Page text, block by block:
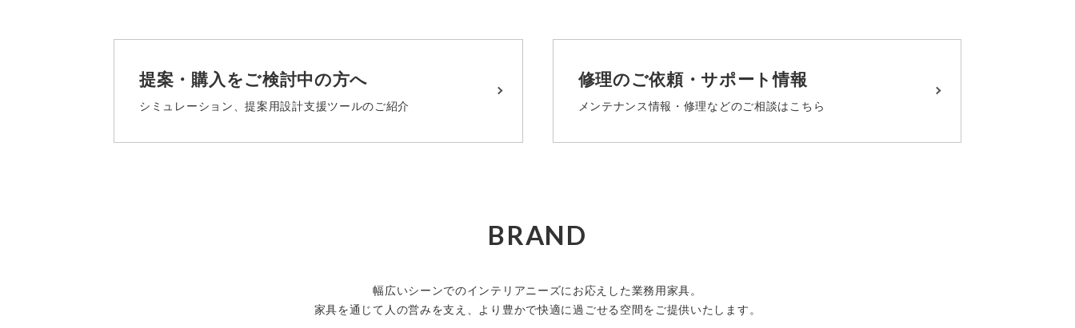
提案・購入をご検討中の方へ
シミュレーション、提案用設計支援ツールのご紹介
修理のご依頼・サポート情報
メンテナンス情報・修理などのご相談はこちら
BRAND
幅広いシーンでのインテリアニーズに お応えした業務用家具。
家具を通じて人の営みを支え、より豊かで快適に過ごせる空間をご提供いたします。